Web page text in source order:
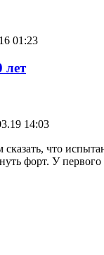
01:23
лет
14:03
что
форт. У